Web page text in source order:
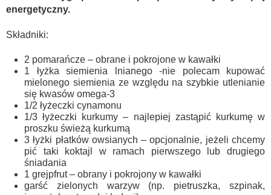
energetyczny.
Składniki:
2 pomarańcze – obrane i pokrojone w kawałki
1 łyżka siemienia lnianego -nie polecam kupować
mielonego siemienia ze względu na szybkie utlenianie
się kwasów omega-3
1/2 łyżeczki cynamonu
1/3 łyżeczki kurkumy – najlepiej zastąpić kurkumę w
proszku świeżą kurkumą
3 łyżki płatków owsianych – opcjonalnie, jeżeli chcemy
pić taki koktajl w ramach pierwszego lub drugiego
śniadania
1 grejpfrut – obrany i pokrojony w kawałki
garść zielonych warzyw (np. pietruszka, szpinak,